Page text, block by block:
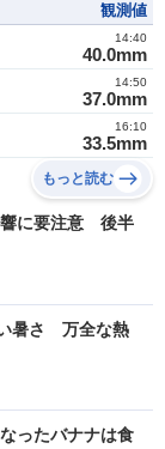
観測値
40.0mm
14:40
37.0mm
14:50
33.5mm
16:10
もっと読む
に要注意 後半
暑さ 万全な熱
ったバナナは食